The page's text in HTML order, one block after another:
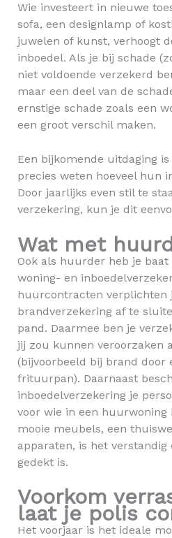
Wie investeert in nieuwe
sofa, een designlamp of
juwelen of kunst, verhoogt
inboedel. Als je bij schade
niet voldoende verzekerd
maar een deel van de
ernstige schade zoals een
een groot verschil maken.
Een bijkomende uitdaging
precies weten hoeveel hun
Door jaarlijks even stil te
verzekering, kun je dit
Wat met
Ook als huurder heb je
woning- en
huurcontracten verplichten
brandverzekering af te
pand. Daarmee ben je
jij zou kunnen veroorzaken
(bijvoorbeeld bij brand door
frituurpan). Daarnaast
inboedelverzekering je
voor wie in een huurwoning
mooie meubels, een
apparaten, is het
gedekt is.
Voorkom
laat je polis
Het voorjaar is het ideale